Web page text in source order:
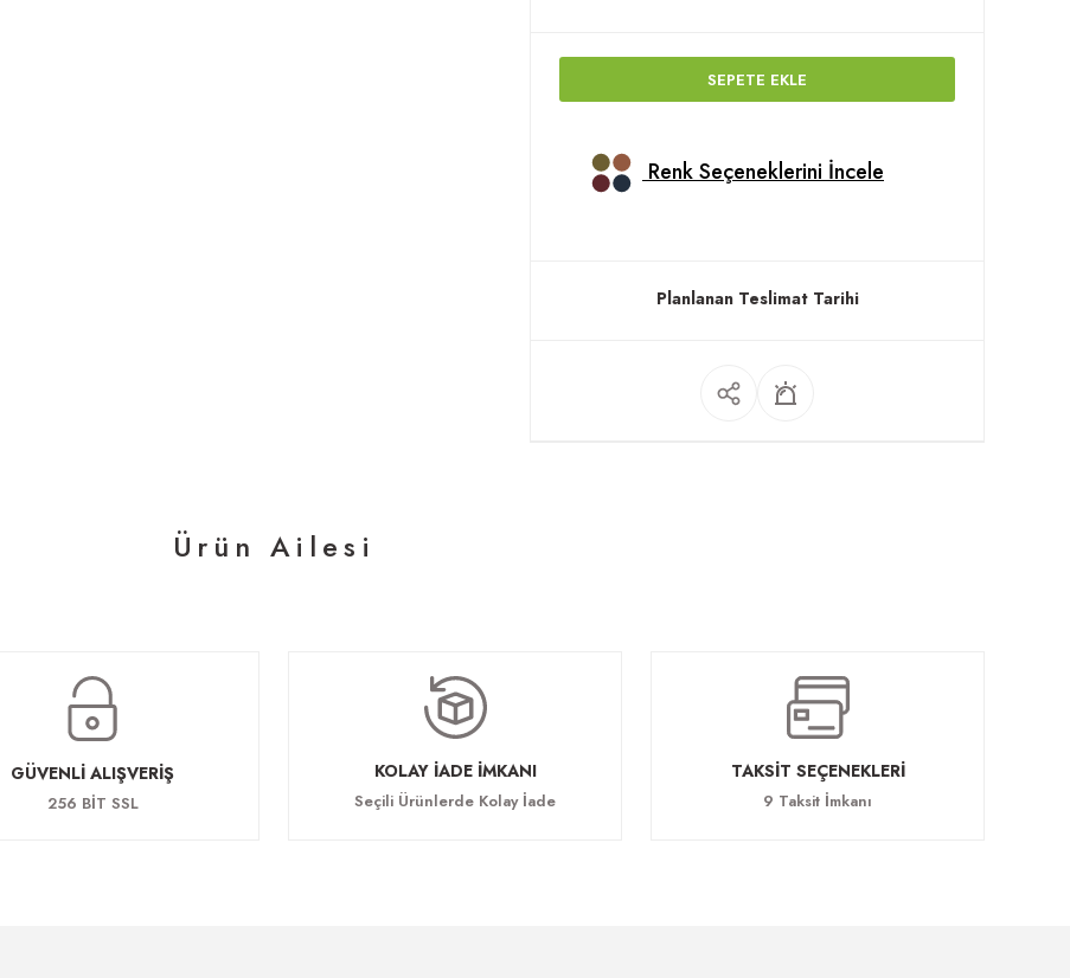
SEPETE EKLE
Renk Seçeneklerini İncele
Planlanan Teslimat Tarihi
Ürün Ailesi
GÜVENLİ ALIŞVERİŞ
256 BİT SSL
KOLAY İADE İMKANI
Seçili Ürünlerde Kolay İade
TAKSİT SEÇENEKLERİ
9 Taksit İmkanı